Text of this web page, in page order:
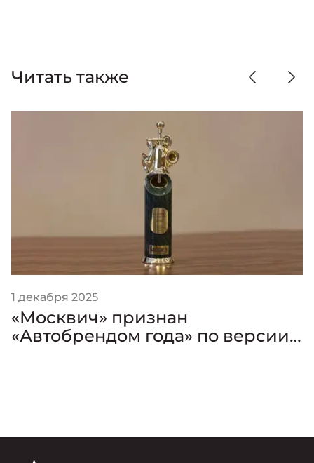
Читать также
1 декабря 2025
«Москвич» признан
«Автобрендом года» по версии